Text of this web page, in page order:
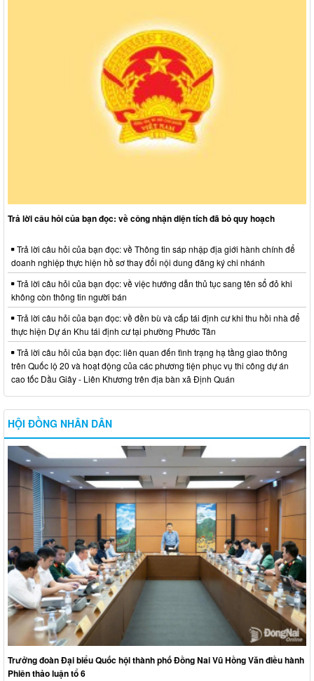
Trả lời câu hỏi của bạn đọc: về công nhận diện tích đã bỏ quy hoạch
Trả lời câu hỏi của bạn đọc: về Thông tin sáp nhập địa giới hành chính để
doanh nghiệp thực hiện hồ sơ thay đổi nội dung đăng ký chi nhánh
Trả lời câu hỏi của bạn đọc: về việc hướng dẫn thủ tục sang tên sổ đỏ khi
không còn thông tin người bán
Trả lời câu hỏi của bạn đọc: về đền bù và cấp tái định cư khi thu hồi nhà để
thực hiện Dự án Khu tái định cư tại phường Phước Tân
Trả lời câu hỏi của bạn đọc: liên quan đến tình trạng hạ tầng giao thông
trên Quốc lộ 20 và hoạt động của các phương tiện phục vụ thi công dự án
cao tốc Dầu Giây - Liên Khương trên địa bàn xã Định Quán
HỘI ĐỒNG NHÂN DÂN
Trưởng đoàn Đại biểu Quốc hội thành phố Đồng Nai Vũ Hồng Văn điều hành
Phiên thảo luận tổ 6